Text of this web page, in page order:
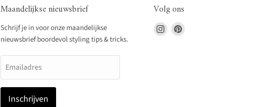
Maandelijkse nieuwsbrief
Schrijf je in voor onze maandelijkse
nieuwsbrief boordevol styling tips & tricks.
Emailadres
Inschrijven
Volg ons
Vind
ons
Vind